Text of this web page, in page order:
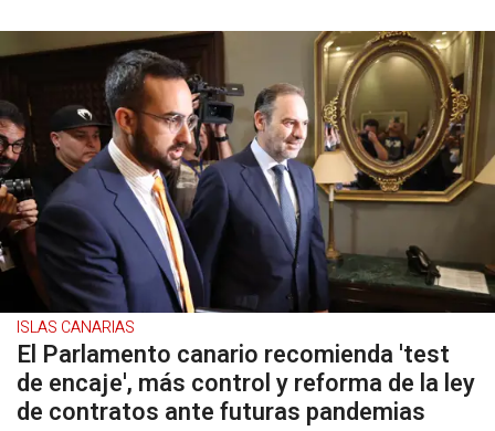
ISLAS CANARIAS
El Parlamento canario recomienda 'test
de encaje', más control y reforma de la ley
de contratos ante futuras pandemias